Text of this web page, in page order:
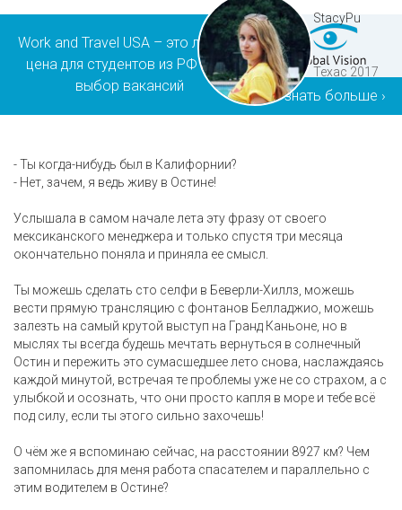
StacyPu
Техас 2017
Work and Travel USA – это лучшая
цена для студентов из РФ и РК,
выбор вакансий
Узнать больше ›
- Ты когда-нибудь был в Калифорнии?
- Нет, зачем, я ведь живу в Остине!
Услышала в самом начале лета эту фразу от своего
мексиканского менеджера и только спустя три месяца
окончательно поняла и приняла ее смысл.
Ты можешь сделать сто селфи в Беверли-Хиллз, можешь
вести прямую трансляцию с фонтанов Белладжио, можешь
залезть на самый крутой выступ на Гранд Каньоне, но в
мыслях ты всегда будешь мечтать вернуться в солнечный
Остин и пережить это сумасшедшее лето снова, наслаждаясь
каждой минутой, встречая те проблемы уже не со страхом, а с
улыбкой и осознать, что они просто капля в море и тебе всё
под силу, если ты этого сильно захочешь!
О чём же я вспоминаю сейчас, на расстоянии 8927 км? Чем
запомнилась для меня работа спасателем и параллельно с
этим водителем в Остине?